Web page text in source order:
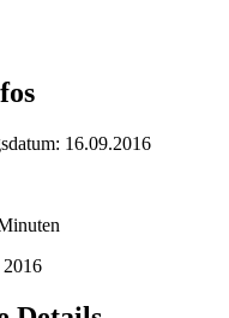
16.09.2016
2016